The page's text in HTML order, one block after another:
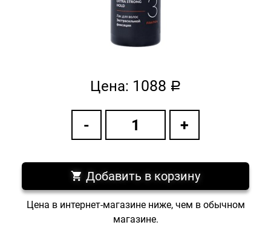
Цена: 1088 a
Добавить в корзину
Цена в интернет-магазине ниже, чем в обычном
магазине.